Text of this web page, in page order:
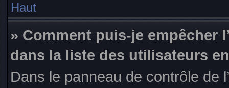
Haut
» Comment puis-je empêcher
dans la liste des utilisateurs
Dans le panneau de contrôle de